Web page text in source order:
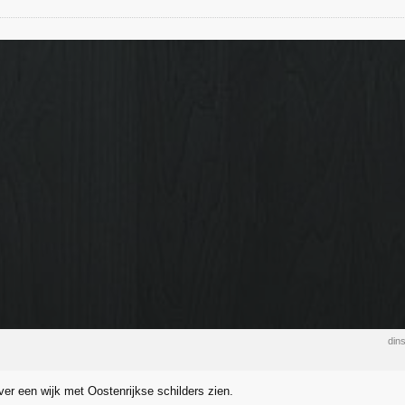
een wijk met Oostenrijkse schilders zien.